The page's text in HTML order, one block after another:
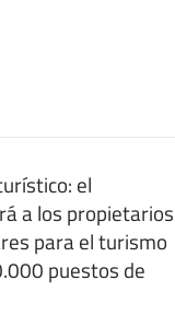
el
a los propietarios
para el turismo
puestos de